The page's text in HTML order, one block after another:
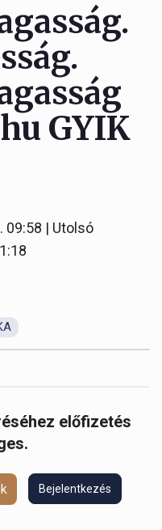
GYIK
09:58 | Utolsó
előfizetés
Bejelentkezés